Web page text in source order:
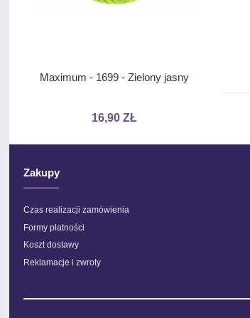
Maximum - 1699 - Zielony jasny
16,90 ZŁ
Zakupy
Czas realizacji zamówienia
Formy płatności
Koszt dostawy
Reklamacje i zwroty